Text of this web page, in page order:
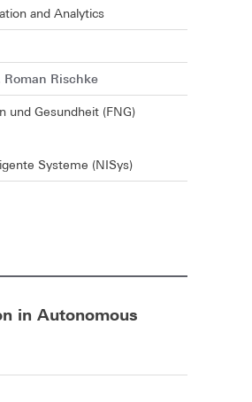
and Analytics
Roman Rischke
und Gesundheit (FNG)
Systeme (NISys)
in Autonomous